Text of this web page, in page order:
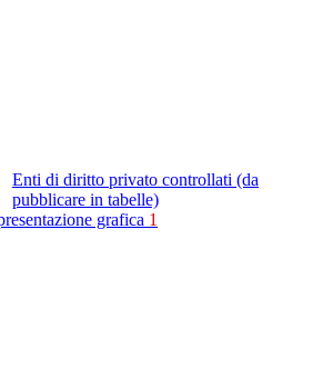
Enti di diritto privato controllati (da
pubblicare in tabelle)
grafica 1